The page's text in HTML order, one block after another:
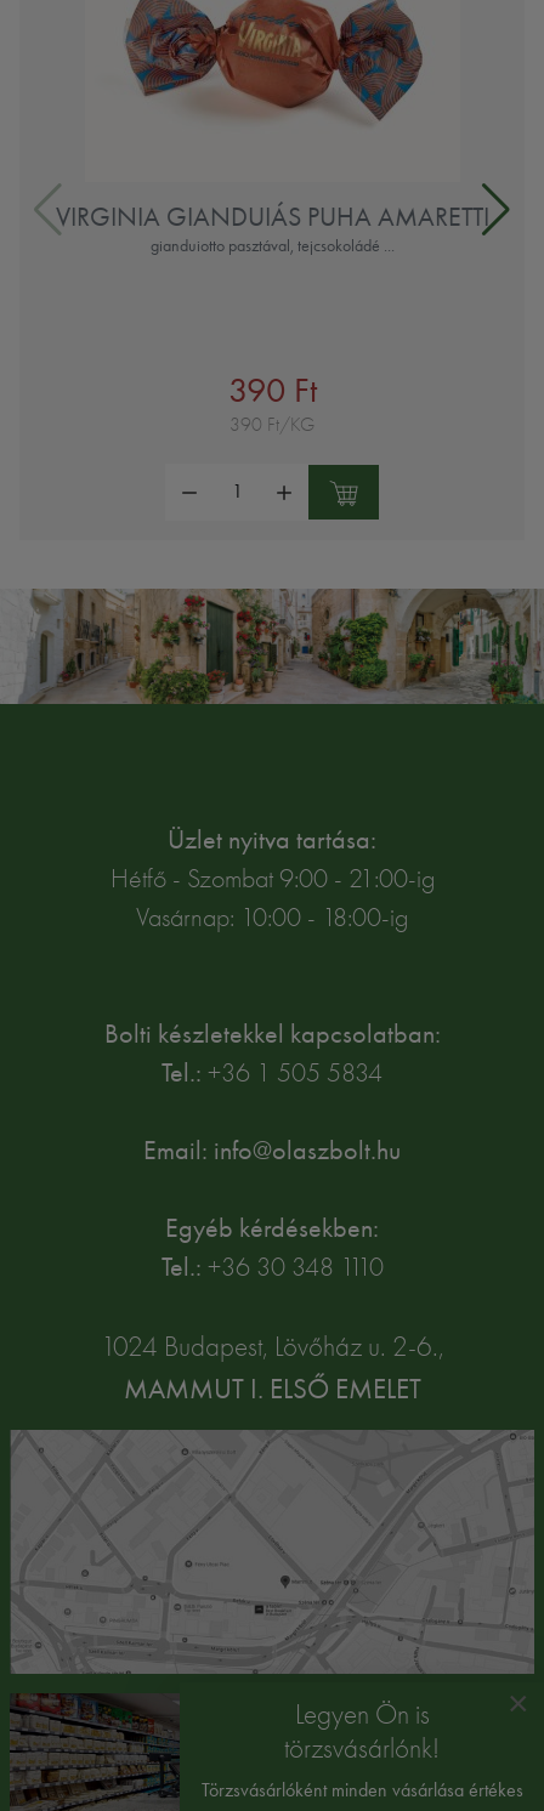
VIRGINIA GIANDUIÁS PUHA AMARETTI
gianduiotto pasztával, tejcsokoládé ...
390 Ft
390 Ft/KG
Üzlet nyitva tartása:
Hétfő - Szombat 9:00 - 21:00-ig
Vasárnap: 10:00 - 18:00-ig
Bolti készletekkel kapcsolatban:
Tel.: +36 1 505 5834
Email: info@olaszbolt.hu
Egyéb kérdésekben:
Tel.: +36 30 348 1110
1024 Budapest, Lövőház u. 2-6.,
MAMMUT I. ELSŐ EMELET
×
Legyen Ön is
törzsvásárlónk!
Törzsvásárlóként minden vásárlása értékes